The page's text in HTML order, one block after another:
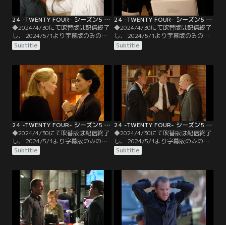
24 -TWENTY FOUR- シーズン5 第01話／字幕
◆2024/4/30にて吹替版は配信終了
し、 2024/5/1より字幕版のみの配
信となります。予めご了承くださ
い。◆字幕／第01話 7：00 A.M.-8：
ヵ月後。首脳会談で訪米するロシア
大統領を迎える為、ロサンゼルスで
は朝から緊張感が高まっていた。
Subtitle
24 -TWENTY FOUR- シーズン5 第02話／字幕
◆2024/4/30にて吹替版は配信終了
し、 2024/5/1より字幕版のみの配
信となります。予めご了承くださ
い。◆字幕／第02話 8：00 A.M.-9：
時刻に、現場向かいのビルに男が忍
び込む映像を入手。それは死んだは
ずのジャックの姿であった。ブキャ
ナンは、ジャックを第一容疑者とし
て全面捜査にあたる。
Subtitle
24 -TWENTY FOUR- シーズン5 第03話／字幕
◆2024/4/30にて吹替版は配信終了
し、 2024/5/1より字幕版のみの配
信となります。予めご了承くださ
い。◆字幕／第03話 9：00
ンタリオ空港を襲撃し、人質を取っ
て立てこもった。一味は、米ロ両大
統領が反テロリスト協定を破棄する
ことを要求、断れば人質全員を処刑
するという。
Subtitle
24 -TWENTY FOUR- シーズン5 第04話／字幕
◆2024/4/30にて吹替版は配信終了
し、 2024/5/1より字幕版のみの配
信となります。予めご了承くださ
い。◆字幕／第04話 10：00
連絡の途絶えたジャック抜きで突入
作戦に踏み切る。ローガンは二人目
の人質処刑シーンを目の当たりにす
るが、テロには屈しない姿勢を貫く
ことを決意する。
Subtitle